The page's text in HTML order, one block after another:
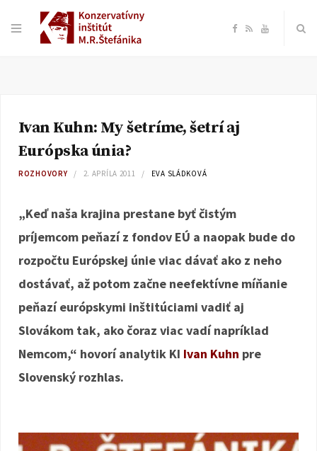
F
e
o
R Y
e
Ivan Kuhn: My šetríme, šetrí aj
Európska únia?
ROZHOVORY 2. APRÍLA 2011 EVA SLÁDKOVÁ
„Keď naša krajina prestane byť čistým
príjemcom peňazí z fondov EÚ a naopak bude do
rozpočtu Európskej únie viac dávať ako z neho
dostávať, až potom začne neefektívne míňanie
peňazí európskymi inštitúciami vadiť aj
Slovákom tak, ako čoraz viac vadí napríklad
Nemcom,“ hovorí analytik KI Ivan Kuhn pre
Slovenský rozhlas.